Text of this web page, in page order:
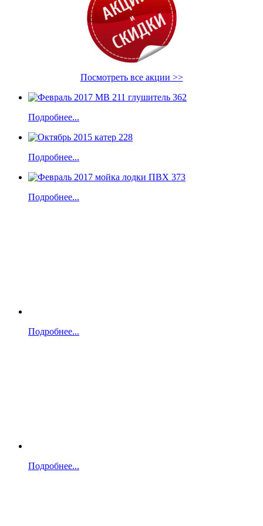
Посмотреть все акции >>
Подробнее...
Подробнее...
Подробнее...
Подробнее...
Подробнее...